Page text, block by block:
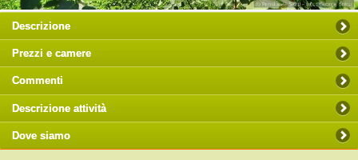
Descrizione
Prezzi e camere
Commenti
Descrizione attività
Dove siamo